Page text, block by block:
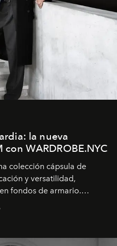
la nueva
WARDROBE.NYC
colección cápsula de
y versatilidad,
fondos de armario.